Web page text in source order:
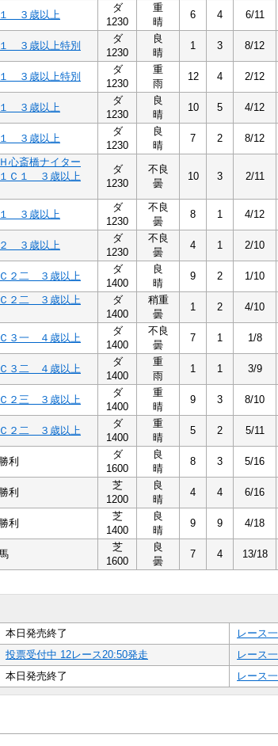
３歳以上
ダ
1230
重
晴
6 4 6/11
３歳以上特別
ダ
1230
良
晴
1 3 8/12
３歳以上特別
ダ
1230
重
雨
12 4 2/12
３歳以上
ダ
1230
良
晴
10 5 4/12
３歳以上
ダ
1230
良
晴
7 2 8/12
心斎橋ナイター
Ｃ１ ３歳以上
ダ
1230
不良
曇
10 3 2/11
３歳以上
ダ
1230
不良
曇
8 1 4/12
３歳以上
ダ
1230
不良
曇
4 1 2/10
２二 ３歳以上
ダ
1400
良
晴
9 2 1/10
２二 ３歳以上
ダ
1400
稍重
曇
1 2 4/10
３一 ４歳以上
ダ
1400
不良
曇
7 1 1/8
３二 ４歳以上
ダ
1400
重
雨
1 1 3/9
２三 ３歳以上
ダ
1400
重
晴
9 3 8/10
２二 ３歳以上
ダ
1400
重
晴
5 2 5/11
利
ダ
1600
良
晴
8 3 5/16
利
芝
1200
良
晴
4 4 6/16
利
芝
1400
良
晴
9 9 4/18
芝
1600
良
曇
7 4 13/18
本日発売終了 レース
投票受付中 12レース20:50発走 レース
本日発売終了 レース